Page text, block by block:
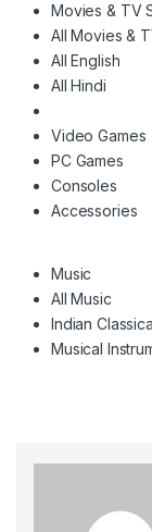
Movies & TV
All Movies &
All English
All Hindi
Video Games
PC Games
Consoles
Accessories
Music
All Music
Indian
Musical